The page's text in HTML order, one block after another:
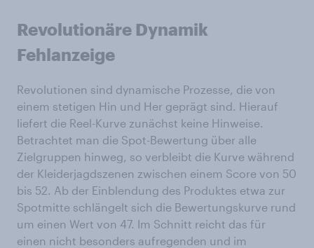
Revolutionäre Dynamik
Fehlanzeige
Revolutionen sind dynamische Prozesse, die von
einem stetigen Hin und Her geprägt sind. Hierauf
liefert die Reel-Kurve zunächst keine Hinweise.
Betrachtet man die Spot-Bewertung über alle
Zielgruppen hinweg, so verbleibt die Kurve während
der Kleiderjagdszenen zwischen einem Score von 50
bis 52. Ab der Einblendung des Produktes etwa zur
Spotmitte schlängelt sich die Bewertungskurve rund
um einen Wert von 47. Im Schnitt reicht das für
einen nicht besonders aufregenden und im